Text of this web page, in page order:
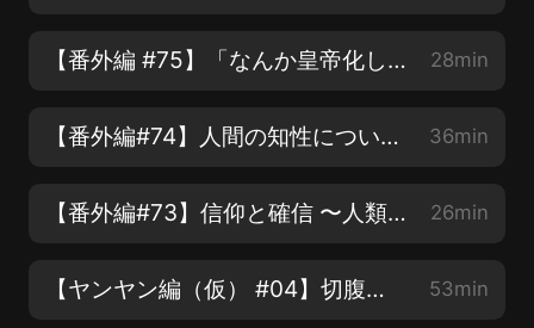
【番外編 #75】「なんか皇帝化してない？」リスナーからのご指摘にコテン深井がズバリお答えします！【COTEN RADIO】 28min
【番外編#74】人間の知性について 〜ひとくくりにできない才能と広がる未來への可能性〜【COTEN RADIO】 36min
【番外編#73】信仰と確信 〜人類と世界を理解する為に必要な宗教のアレコレ〜【COTEN RADIO】 26min
【ヤンヤン編（仮） #04】切腹の美學 〜武士が武士であるために〜【COTEN RADIO】 53min